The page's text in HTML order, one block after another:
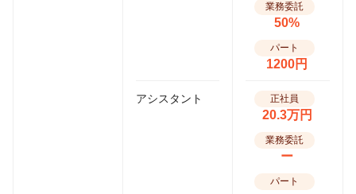
業務委託
50%
パート
1200円
アシスタント 正社員
20.3万円
業務委託
ー
パート